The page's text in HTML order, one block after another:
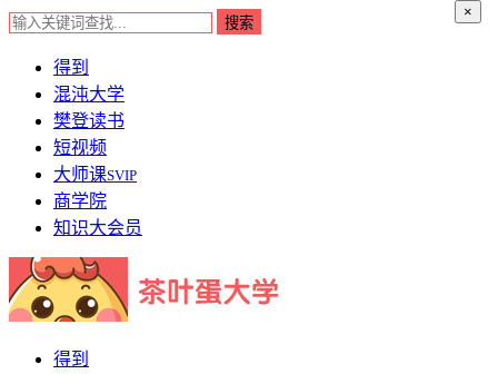
×
得到
混沌大学
樊登读书
短视频
大师课SVIP
商学院
知识大会员
得到